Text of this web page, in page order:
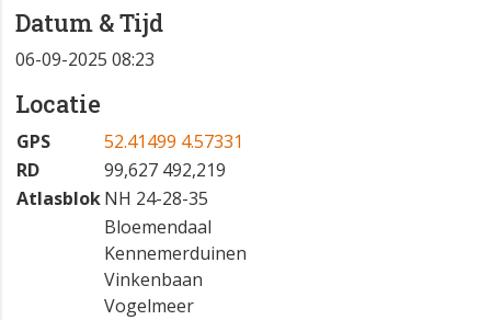
Datum & Tijd
06-09-2025 08:23
Locatie
GPS
52.41499 4.57331
RD
99,627 492,219
AtlasblokNH 24-28-35
Bloemendaal
Kennemerduinen
Vinkenbaan
Vogelmeer